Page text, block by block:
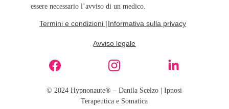
essere necessario l’avviso di un medico.
Termini e condizioni |Informativa sulla privacy
Avviso legale
© 2024 Hypnonaute® – Danila Scelzo | Ipnosi
Terapeutica e Somatica